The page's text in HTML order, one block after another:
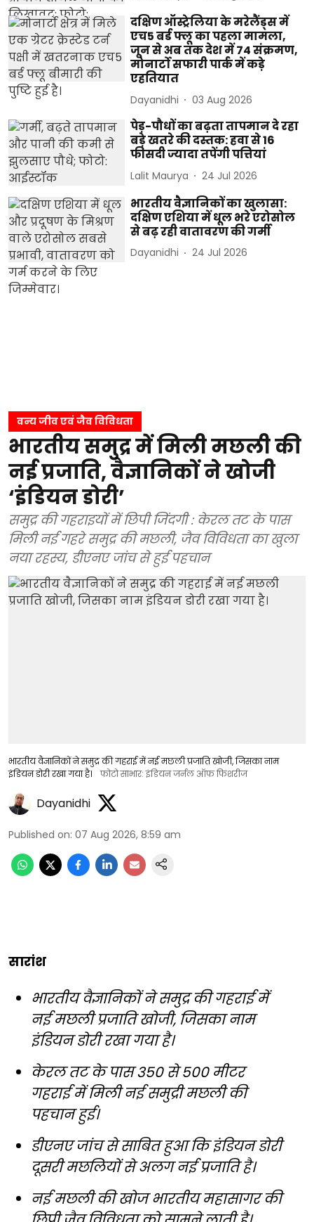
दक्षिण ऑस्ट्रेलिया के मरेलैंड्स में
एच5 बर्ड फ्लू का पहला मामला,
जून से अब तक देश में 74 संक्रमण,
मोनार्टो सफारी पार्क में कड़े
एहतियात
Dayanidhi 03 Aug 2026
पेड़-पौधों का बढ़ता तापमान दे रहा
बड़े खतरे की दस्तक: हवा से 16
फीसदी ज्यादा तपेंगी पत्तियां
Lalit Maurya 24 Jul 2026
भारतीय वैज्ञानिकों का खुलासा:
दक्षिण एशिया में धूल भरे एरोसोल
से बढ़ रही वातावरण की गर्मी
Dayanidhi 24 Jul 2026
वन्य जीव एवं जैव विविधता
भारतीय समुद्र में मिली मछली की
नई प्रजाति, वैज्ञानिकों ने खोजी
‘इंडियन डोरी’
समुद्र की गहराइयों में छिपी जिंदगी : केरल तट के पास
मिली नई गहरे समुद्र की मछली, जैव विविधता का खुला
नया रहस्य, डीएनए जांच से हुई पहचान
भारतीय वैज्ञानिकों ने समुद्र की गहराई में नई मछली प्रजाति खोजी, जिसका नाम
इंडियन डोरी रखा गया है।
फोटो साभार: इंडियन जर्नल ऑफ फिशरीज
Dayanidhi
Published on: 07 Aug 2026, 8:59 am
सारांश
भारतीय वैज्ञानिकों ने समुद्र की गहराई में
नई मछली प्रजाति खोजी, जिसका नाम
इंडियन डोरी रखा गया है।
केरल तट के पास 350 से 500 मीटर
गहराई में मिली नई समुद्री मछली की
पहचान हुई।
डीएनए जांच से साबित हुआ कि इंडियन डोरी
दूसरी मछलियों से अलग नई प्रजाति है।
नई मछली की खोज भारतीय महासागर की